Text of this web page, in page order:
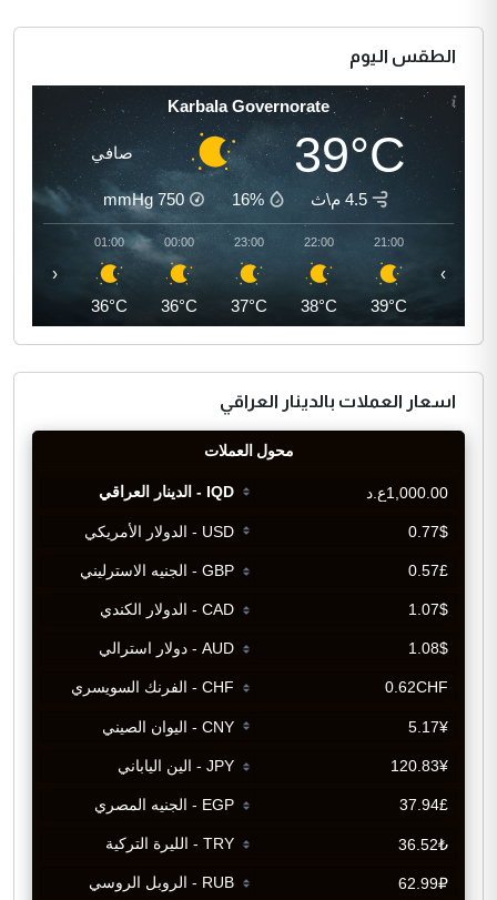
الطقس اليوم
Karbala Governorate
39°C صافي
4.5 م\ث 16%
750
mmHg
21:00
39°C
22:00
38°C
23:00
37°C
00:00
36°C
01:00
36°C
‹ ›
اسعار العملات بالدينار العراقي